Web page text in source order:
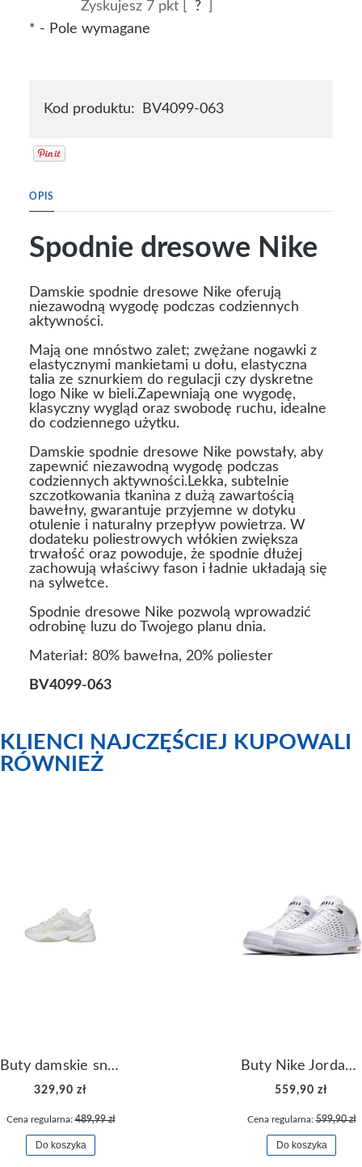
Zyskujesz 7pkt [ ?
* - Pole wymagane
Kod produktu: BV4099-063
OPIS
Spodnie dresowe Nike
Damskie spodnie dresowe Nike oferują
niezawodną wygodę podczas codziennych
aktywności.
Mają one mnóstwo zalet; zwężane nogawki z
elastycznymi mankietami u dołu, elastyczna
talia ze sznurkiem do regulacji czy dyskretne
logo Nike w bieli.Zapewniają one wygodę,
klasyczny wygląd oraz swobodę ruchu, idealne
do codziennego użytku.
Damskie spodnie dresowe Nike powstały, aby
zapewnić niezawodną wygodę podczas
codziennych aktywności.Lekka, subtelnie
szczotkowania tkanina z dużą zawartością
bawełny, gwarantuje przyjemne w dotyku
otulenie i naturalny przepływ powietrza. W
dodateku poliestrowych włókien zwiększa
trwałość oraz powoduje, że spodnie dłużej
zachowują właściwy fason i ładnie układają się
na sylwetce.
Spodnie dresowe Nike pozwolą wprowadzić
odrobinę luzu do Twojego planu dnia.
Materiał: 80% bawełna, 20% poliester
BV4099-063
KLIENCI NAJCZĘŚCIEJ KUPOWALI
RÓWNIEŻ
Buty damskie sneakersy Nike M2K Tekno AO3108-006
329,90 zł
Cena regularna:489,99 zł
Do koszyka
Buty Nike Jordan Flight Origin 4 921196-100
559,90 zł
Cena regularna:599,90 zł
Do koszyka